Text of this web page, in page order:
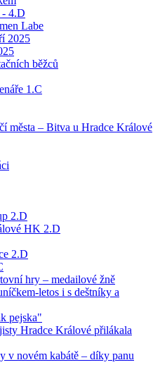
4.D
Labe
2025
běžců
1.C
města – Bitva u Hradce Králové
2.D
HK 2.D
2.D
hry – medailové žně
letos i s deštníky a
pejska"
Hradce Králové přilákala
v novém kabátě – díky panu